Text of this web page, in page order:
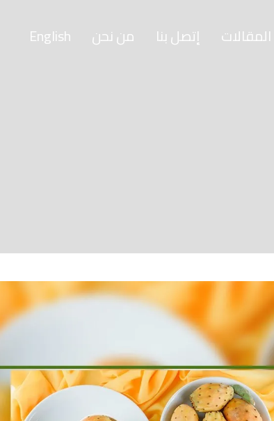
المقالات إتصل بنا من نحن English